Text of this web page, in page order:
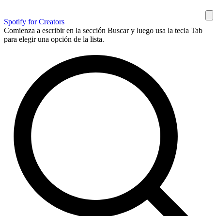
Spotify for Creators
Comienza a escribir en la sección Buscar y luego usa la tecla Tab
para elegir una opción de la lista.